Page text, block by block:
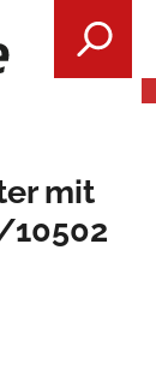
mit
10502